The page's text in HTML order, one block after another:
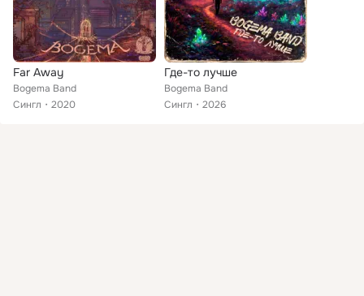
Far Away
Bogema Band
Сингл
2020
Где-то лучше
Bogema Band
Сингл
2026